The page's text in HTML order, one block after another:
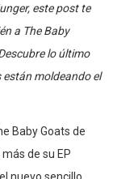
este post te
a The Baby
lo último
moldeando el
Baby Goats de
de su EP